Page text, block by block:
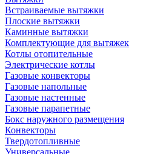
Встраиваемые вытяжки
Плоские вытяжки
Каминные вытяжки
Комплектующие для вытяжек
Котлы отопительные
Электрические котлы
Газовые конвекторы
Газовые напольные
Газовые настенные
Газовые парапетные
Бокс наружного размещения
Конвекторы
Твердотопливные
Универсальные